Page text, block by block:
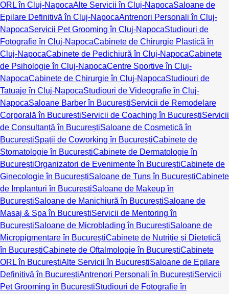
ORL în Cluj-NapocaAlte Servicii în Cluj-NapocaSaloane de
Epilare Definitivă în Cluj-NapocaAntrenori Personali în Cluj-
NapocaServicii Pet Grooming în Cluj-NapocaStudiouri de
Fotografie în Cluj-NapocaCabinete de Chirurgie Plastică în
Cluj-NapocaCabinete de Pedichiură în Cluj-NapocaCabinete
de Psihologie în Cluj-NapocaCentre Sportive în Cluj-
NapocaCabinete de Chirurgie în Cluj-NapocaStudiouri de
Tatuaje în Cluj-NapocaStudiouri de Videografie în Cluj-
NapocaSaloane Barber în BucureștiServicii de Remodelare
Corporală în BucureștiServicii de Coaching în BucureștiServicii
de Consultanță în BucureștiSaloane de Cosmetică în
BucureștiSpații de Coworking în BucureștiCabinete de
Stomatologie în BucureștiCabinete de Dermatologie în
BucureștiOrganizatori de Evenimente în BucureștiCabinete de
Ginecologie în BucureștiSaloane de Tuns în BucureștiCabinete
de Implanturi în BucureștiSaloane de Makeup în
BucureștiSaloane de Manichiură în BucureștiSaloane de
Masaj & Spa în BucureștiServicii de Mentoring în
BucureștiSaloane de Microblading în BucureștiSaloane de
Micropigmentare în BucureștiCabinete de Nutriție și Dietetică
în BucureștiCabinete de Oftalmologie în BucureștiCabinete
ORL în BucureștiAlte Servicii în BucureștiSaloane de Epilare
Definitivă în BucureștiAntrenori Personali în BucureștiServicii
Pet Grooming în BucureștiStudiouri de Fotografie în